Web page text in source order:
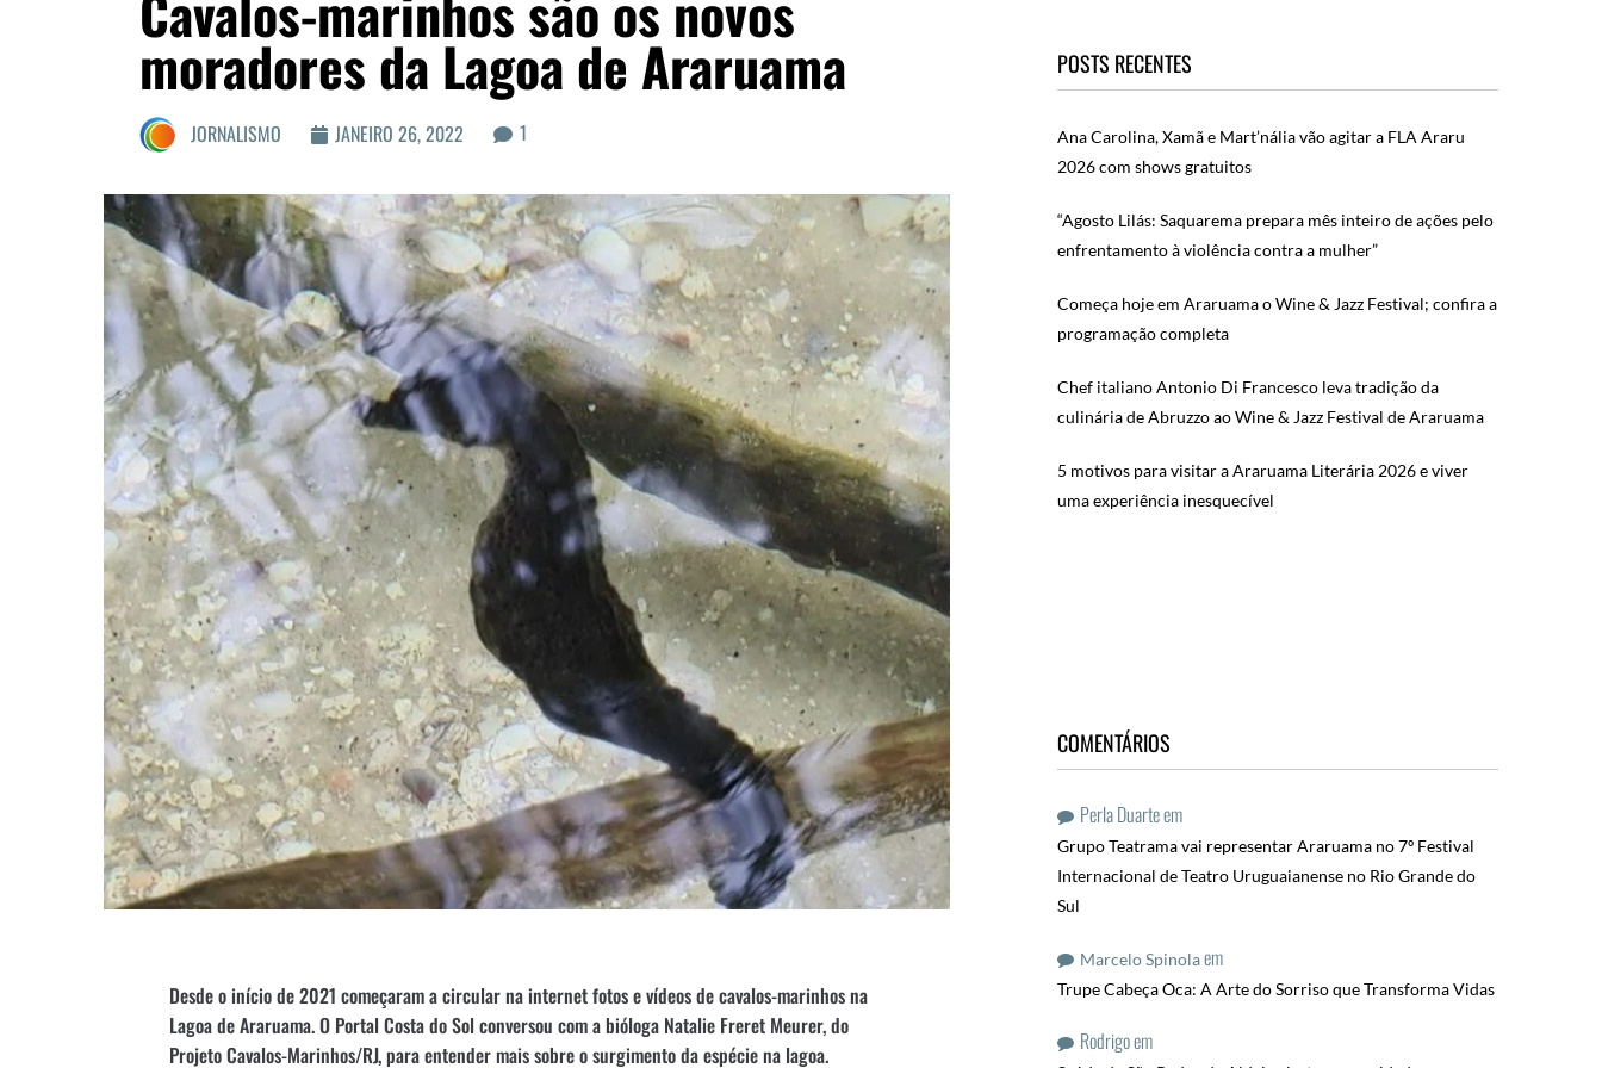
moradores da Lagoa de Araruama
JORNALISMO JANEIRO 26, 2022 1
Desde o início de 2021 começaram a circular na internet fotos e vídeos de cavalos-marinhos na
Lagoa de Araruama. O Portal Costa do Sol conversou com a bióloga Natalie Freret Meurer, do
Projeto Cavalos-Marinhos/RJ, para entender mais sobre o surgimento da espécie na lagoa.
POSTS RECENTES
Ana Carolina, Xamã e Mart’nália vão agitar a FLA Araru
2026 com shows gratuitos
“Agosto Lilás: Saquarema prepara mês inteiro de ações pelo
enfrentamento à violência contra a mulher”
Começa hoje em Araruama o Wine & Jazz Festival; confira a
programação completa
Chef italiano Antonio Di Francesco leva tradição da
culinária de Abruzzo ao Wine & Jazz Festival de Araruama
5 motivos para visitar a Araruama Literária 2026 e viver
uma experiência inesquecível
COMENTÁRIOS
Perla Duarteem
Grupo Teatrama vai representar Araruama no 7º Festival
Internacional de Teatro Uruguaianense no Rio Grande do
Sul
Marcelo Spinolaem
Trupe Cabeça Oca: A Arte do Sorriso que Transforma Vidas
Rodrigoem